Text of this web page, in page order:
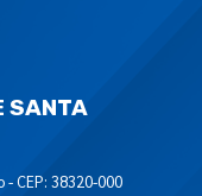
SANTA
- CEP: 38320-000